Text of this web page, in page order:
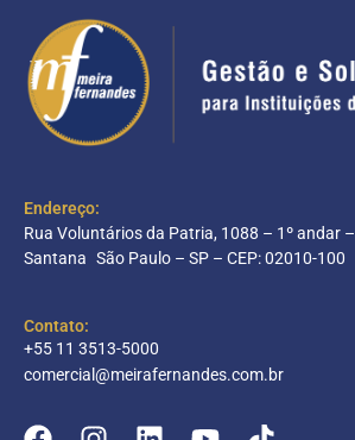
Endereço:
Rua Voluntários da Patria, 1088 – 1º andar –
Santana São Paulo – SP – CEP: 02010-100
Contato:
+55 11 3513-5000
comercial@meirafernandes.com.br